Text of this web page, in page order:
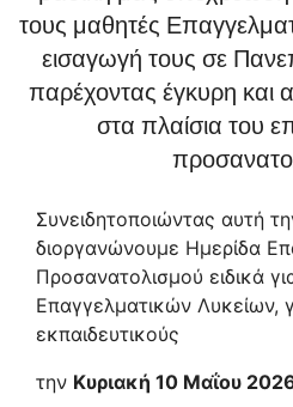
τους μαθητές
εισαγωγή τους σε
παρέχοντας έγκυρη και
στα πλαίσια του
Συνειδητοποιώντας αυτή
διοργανώνουμε Ημερίδα
Προσανατολισμού ειδικά
Επαγγελματικών Λυκείων,
εκπαιδευτικούς
την Κυριακή 10 Μαΐου